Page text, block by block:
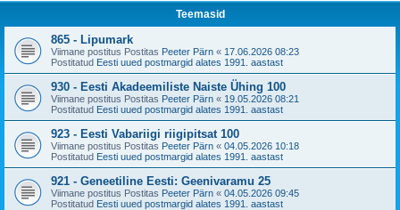
Teemasid
865 - Lipumark
Viimane postitus Postitas Peeter Pärn « 17.06.2026 08:23
Postitatud Eesti uued postmargid alates 1991. aastast
930 - Eesti Akadeemiliste Naiste Ühing 100
Viimane postitus Postitas Peeter Pärn « 19.05.2026 08:21
Postitatud Eesti uued postmargid alates 1991. aastast
923 - Eesti Vabariigi riigipitsat 100
Viimane postitus Postitas Peeter Pärn « 04.05.2026 10:18
Postitatud Eesti uued postmargid alates 1991. aastast
921 - Geneetiline Eesti: Geenivaramu 25
Viimane postitus Postitas Peeter Pärn « 04.05.2026 09:45
Postitatud Eesti uued postmargid alates 1991. aastast